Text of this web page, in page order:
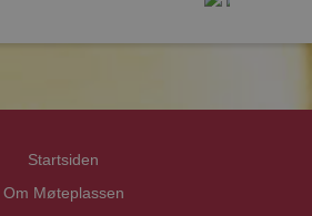
Startsiden
Om Møteplassen